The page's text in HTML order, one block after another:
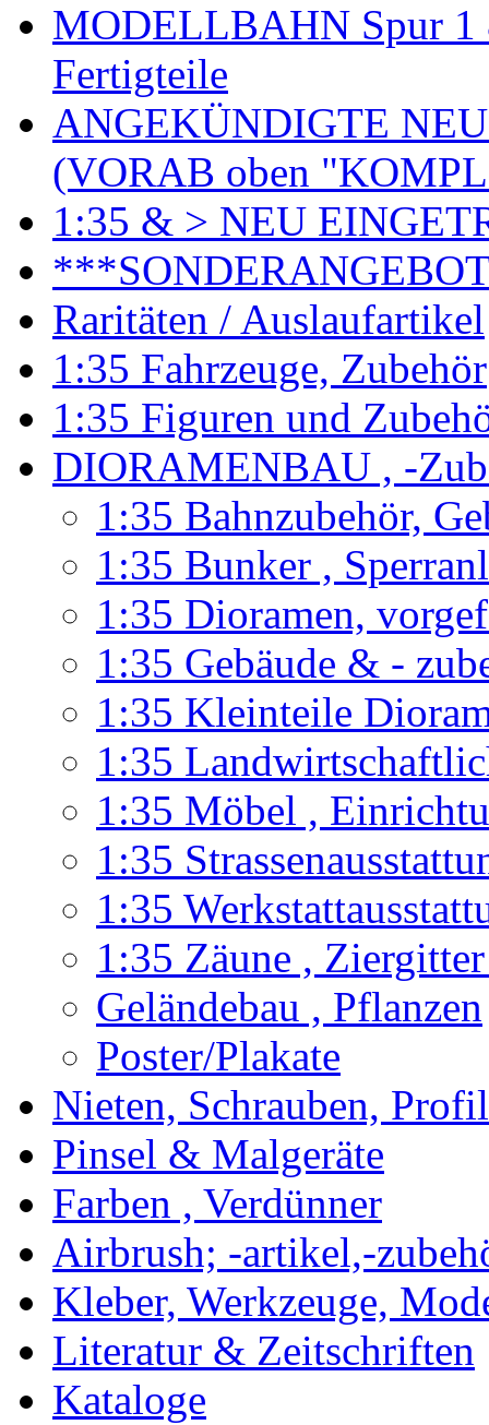
MODELLBAHN Spur 1
Fertigteile
ANGEKÜNDIGTE
(VORAB oben
1:35 & > NEU
Raritäten / Auslaufartikel
1:35 Fahrzeuge, Zubehör
1:35 Figuren und
DIORAMENBAU , -
1:35 Bahnzubehör,
1:35 Bunker ,
1:35 Dioramen,
1:35 Gebäude & -
1:35 Kleinteile
1:35
1:35 Möbel ,
1:35
1:35
1:35 Zäune ,
Geländebau , Pflanzen
Poster/Plakate
Nieten, Schrauben,
Pinsel & Malgeräte
Farben , Verdünner
Airbrush; -artikel,-
Kleber, Werkzeuge,
Literatur & Zeitschriften
Kataloge